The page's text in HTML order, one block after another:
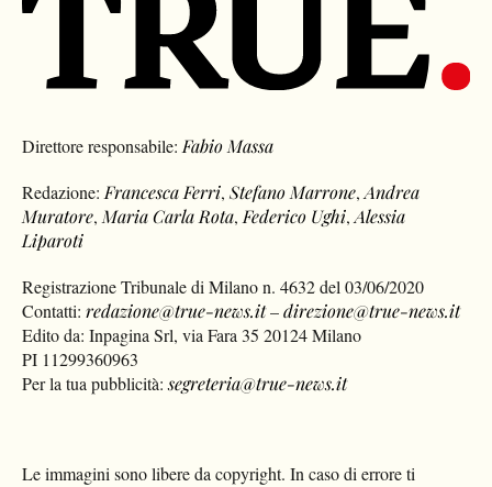
Direttore responsabile:Fabio Massa
Redazione:Francesca Ferri,Stefano Marrone,Andrea
Muratore,Maria Carla Rota,Federico Ughi,Alessia
Liparoti
Registrazione Tribunale di Milano n. 4632 del 03/06/2020
Contatti:redazione@true-news.it–direzione@true-news.it
Edito da: Inpagina Srl, via Fara 35 20124 Milano
PI 11299360963
Per la tua pubblicità:segreteria@true-news.it
Le immagini sono libere da copyright. In caso di errore ti